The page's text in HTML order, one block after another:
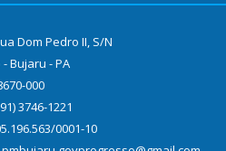
Dom Pedro II, S/N
Bujaru - PA
000
3746-1221
0001-10